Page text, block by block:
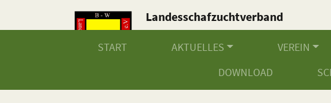
Landesschafzuchtverband
Baden-Württemberg e.V.
START AKTUELLES VEREIN
DOWNLOAD